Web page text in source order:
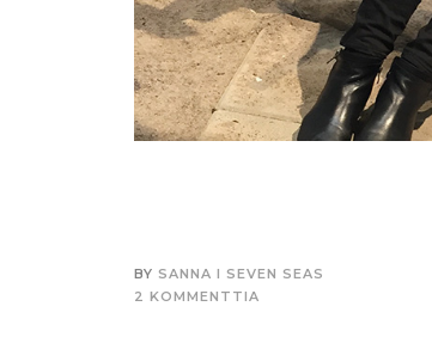
BY SANNA I SEVEN SEAS
2 KOMMENTTIA